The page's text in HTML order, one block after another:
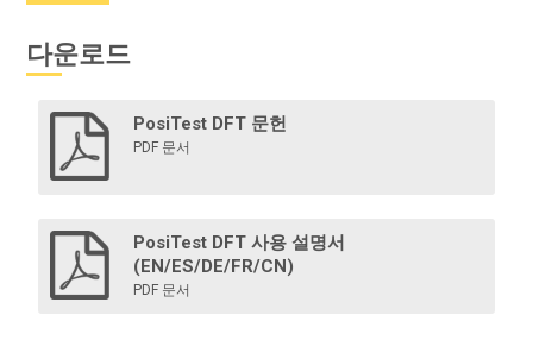
다운로드
PosiTest DFT 문헌
PDF 문서
PosiTest DFT 사용 설명서
(EN/ES/DE/FR/CN)
PDF 문서